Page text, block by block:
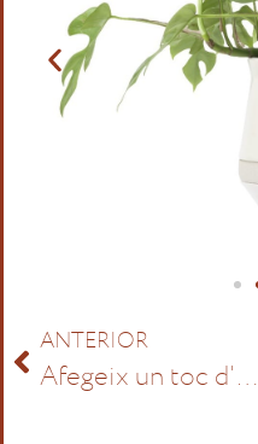
Plantcloud
ANTERIOR
Afegeix un toc d'exotisme a la teva llar amb la impressionant Monstera albo